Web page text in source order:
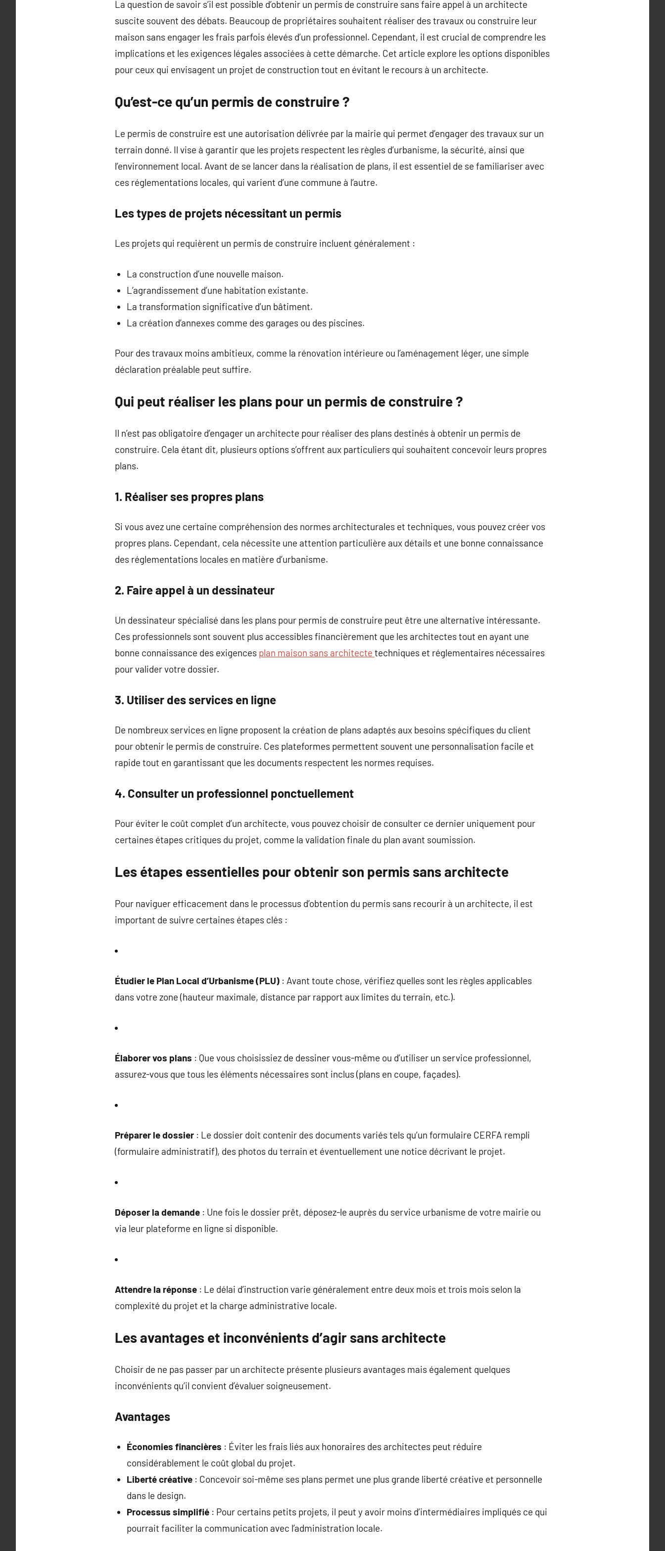
La question de savoir s’il est possible d’obtenir un permis de construire sans faire appel à un architecte
suscite souvent des débats. Beaucoup de propriétaires souhaitent réaliser des travaux ou construire leur
maison sans engager les frais parfois élevés d’un professionnel. Cependant, il est crucial de comprendre les
implications et les exigences légales associées à cette démarche. Cet article explore les options disponibles
pour ceux qui envisagent un projet de construction tout en évitant le recours à un architecte.
Qu’est-ce qu’un permis de construire ?
Le permis de construire est une autorisation délivrée par la mairie qui permet d’engager des travaux sur un
terrain donné. Il vise à garantir que les projets respectent les règles d’urbanisme, la sécurité, ainsi que
l’environnement local. Avant de se lancer dans la réalisation de plans, il est essentiel de se familiariser avec
ces réglementations locales, qui varient d’une commune à l’autre.
Les types de projets nécessitant un permis
Les projets qui requièrent un permis de construire incluent généralement :
La construction d’une nouvelle maison.
L’agrandissement d’une habitation existante.
La transformation significative d’un bâtiment.
La création d’annexes comme des garages ou des piscines.
Pour des travaux moins ambitieux, comme la rénovation intérieure ou l’aménagement léger, une simple
déclaration préalable peut suffire.
Qui peut réaliser les plans pour un permis de construire ?
Il n’est pas obligatoire d’engager un architecte pour réaliser des plans destinés à obtenir un permis de
construire. Cela étant dit, plusieurs options s’offrent aux particuliers qui souhaitent concevoir leurs propres
plans.
1. Réaliser ses propres plans
Si vous avez une certaine compréhension des normes architecturales et techniques, vous pouvez créer vos
propres plans. Cependant, cela nécessite une attention particulière aux détails et une bonne connaissance
des réglementations locales en matière d’urbanisme.
2. Faire appel à un dessinateur
Un dessinateur spécialisé dans les plans pour permis de construire peut être une alternative intéressante.
Ces professionnels sont souvent plus accessibles financièrement que les architectes tout en ayant une
bonne connaissance des exigences plan maison sans architecte techniques et réglementaires nécessaires
pour valider votre dossier.
3. Utiliser des services en ligne
De nombreux services en ligne proposent la création de plans adaptés aux besoins spécifiques du client
pour obtenir le permis de construire. Ces plateformes permettent souvent une personnalisation facile et
rapide tout en garantissant que les documents respectent les normes requises.
4. Consulter un professionnel ponctuellement
Pour éviter le coût complet d’un architecte, vous pouvez choisir de consulter ce dernier uniquement pour
certaines étapes critiques du projet, comme la validation finale du plan avant soumission.
Les étapes essentielles pour obtenir son permis sans architecte
Pour naviguer efficacement dans le processus d’obtention du permis sans recourir à un architecte, il est
important de suivre certaines étapes clés :
Étudier le Plan Local d’Urbanisme (PLU) : Avant toute chose, vérifiez quelles sont les règles applicables
dans votre zone (hauteur maximale, distance par rapport aux limites du terrain, etc.).
Élaborer vos plans : Que vous choisissiez de dessiner vous-même ou d’utiliser un service professionnel,
assurez-vous que tous les éléments nécessaires sont inclus (plans en coupe, façades).
Préparer le dossier : Le dossier doit contenir des documents variés tels qu’un formulaire CERFA rempli
(formulaire administratif), des photos du terrain et éventuellement une notice décrivant le projet.
Déposer la demande : Une fois le dossier prêt, déposez-le auprès du service urbanisme de votre mairie ou
via leur plateforme en ligne si disponible.
Attendre la réponse : Le délai d’instruction varie généralement entre deux mois et trois mois selon la
complexité du projet et la charge administrative locale.
Les avantages et inconvénients d’agir sans architecte
Choisir de ne pas passer par un architecte présente plusieurs avantages mais également quelques
inconvénients qu’il convient d’évaluer soigneusement.
Avantages
Économies financières : Éviter les frais liés aux honoraires des architectes peut réduire
considérablement le coût global du projet.
Liberté créative: Concevoir soi-même ses plans permet une plus grande liberté créative et personnelle
dans le design.
Processus simplifié: Pour certains petits projets, il peut y avoir moins d’intermédiaires impliqués ce qui
pourrait faciliter la communication avec l’administration locale.